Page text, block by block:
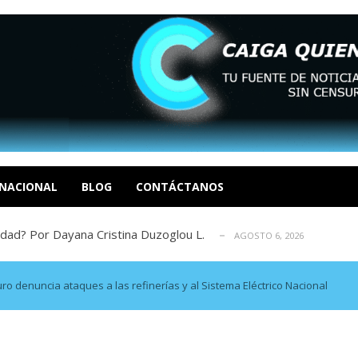
BLOG CONTÁCTANOS
de derechos humanos en el Minister... AGOSTO 6, 2026
un mercado impulsado por el auge de... AGOSTO 6, 2026
La Guaira que hasta ahora no había ...
Por Dayana Cristina Duzoglou L.
apagones y promesas incumplidas... AGOSTO 6, 2026
de derechos humanos en el Minister... AGOSTO 6, 2026
un mercado impulsado por el auge de... AGOSTO 6, 2026
en La Guaira que hasta ahora no había ... AGOSTO 6, 2026
denuncia ataques a las refinerías y al Sistema Eléctrico Nacional